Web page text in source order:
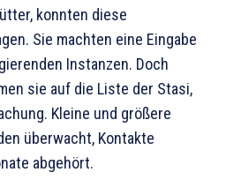
konnten diese
Sie machten eine Eingabe
Instanzen. Doch
sie auf die Liste der Stasi,
Kleine und größere
überwacht, Kontakte
abgehört.